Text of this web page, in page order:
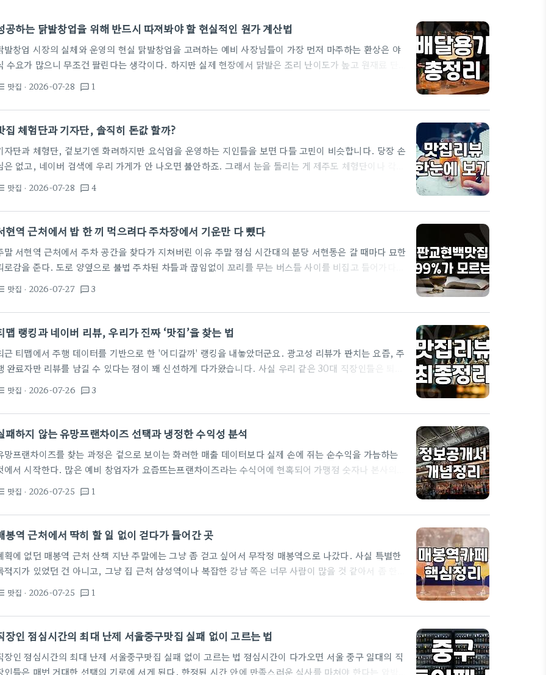
공하는 닭발창업을 위해 반드시 따져봐야 할 현실적인 원가 계산법
발창업 시장의 실체와 운영의 현실 닭발창업을 고려하는 예비 사장님들이 가장 먼저 마주하는 환상은 야
수요가 많으니 무조건 팔린다는 생각이다. 하지만 실제 현장에서 닭발은 조리 난이도가 높고 원재료 단
뀌는데 이를 단순히 메뉴 가격에만 반영하려다 보면 고객 이탈을 막기 어렵다. 배달 중심의 매장을 운영할
매출 대비 원가율을 35퍼센트 이하로 맞추지 못하면 남는 것이 거의 없는 장사가 되기 일쑤이다. 주변에
닭발이 잘 팔린다고 해서 무작정 뛰어드는 것만큼…
맛집 · 2026-07-28 textsms 1
집 체험단과 기자단, 솔직히 돈값 할까?
자단과 체험단, 겉보기엔 화려하지만 요식업을 운영하는 지인들을 보면 다들 고민이 비슷합니다. 당장 손
은 없고, 네이버 검색에 우리 가게가 안 나오면 불안하죠. 그래서 눈을 돌리는 게 제주도 체험단이나 각종
처음 가게를 열고 홍보 대행업체로부터 '블로그 상위 노출 보장'이라는 문구에 혹해 50만 원을 썼을 때가 생
나네요. 결과요? 일주일 동안 방문자 수는 반짝 늘었지만, 정작 매출로 이어지는 경우는 극히 드물었습니
. 체험단 운영의 실체와 흔한 실수 많은 사장님이 '맛집리뷰' 건수를 늘리면 알아서…
맛집 · 2026-07-28 textsms 4
현역 근처에서 밥 한 끼 먹으려다 주차장에서 기운만 다 뺐다
말 서현역 근처에서 주차 공간을 찾다가 지쳐버린 이유 주말 점심 시간대의 분당 서현동은 갈 때마다 묘한
로감을 준다. 도로 양옆으로 불법 주차된 차들과 끊임없이 꼬리를 무는 버스들 사이를 비집고 들어가다
히 한 끼 때우고 들어갈 생각이었다. 삼평동맛집 리스트를 뒤적거리다가 결국 예전에 지인이 맛있다고 했던
현역 근처의 모밀집 '그집'이 떠올라 방향을 틀었다. 분당서현맛집으로 꽤 오랫동안 이름을 올린 곳이라
데, 매번 지나치기만 했지 직접 가보는 건 처음이었다.…
맛집 · 2026-07-27 textsms 3
맵 랭킹과 네이버 리뷰, 우리가 진짜 ‘맛집’을 찾는 법
근 티맵에서 주행 데이터를 기반으로 한 '어디갈까' 랭킹을 내놓았더군요. 광고성 리뷰가 판치는 요즘, 주
완료자만 리뷰를 남길 수 있다는 점이 꽤 신선하게 다가왔습니다. 사실 우리 같은 30대 직장인들은 퇴근
화려한 사진에 속았다는 느낌을 지우기 어렵죠. 저도 얼마 전 제주도 여행을 준비하며 맛집 체험단 정보를
어보다가 결국 포기하고, 실제 현지인들이 택시 기사님께 물어 찾아간다는 노포로 향했습니다. 이 과정에
뼈저리게 느낀 건 '광고와 정보의 경계'입니다. 제품 광고나 블로그 협찬은…
맛집 · 2026-07-26 textsms 3
패하지 않는 유망프랜차이즈 선택과 냉정한 수익성 분석
망프랜차이즈를 찾는 과정은 겉으로 보이는 화려한 매출 데이터보다 실제 손에 쥐는 순수익을 가늠하는
에서 시작한다. 많은 예비 창업자가 요즘뜨는프랜차이즈라는 수식어에 현혹되어 가맹점 숫자나 본사의
공하라는 법은 없다. 오히려 본사 중심의 마케팅이 강한 브랜드일수록 가맹점주가 짊어져야 할 로열티와 원
부담이 높다는 점을 항상 기억해야 한다. 외식업 현장에서 수익 구조를 들여다보면 생각보다 단순한 함
이 숨어있다. 예를 들어 식당창업 시 인건비와 임대료를 제외한 식재료 원가율이 40퍼센트를 넘어간다면
맛집 · 2026-07-25 textsms 1
봉역 근처에서 딱히 할 일 없이 걷다가 들어간 곳
획에 없던 매봉역 근처 산책 지난 주말에는 그냥 좀 걷고 싶어서 무작정 매봉역으로 나갔다. 사실 특별한
적지가 있었던 건 아니고, 그냥 집 근처 삼성역이나 복잡한 강남 쪽은 너무 사람이 많을 것 같아서 좀 한적
히 분위기 좋은 가게들이 많은데, 예전에 근처에 살던 친구가 마누테라스 이야기를 했던 게 기억나서 거기
가볼까 하다가 그냥 마음을 접었다. 기념일도 아니고 굳이 예약을 하거나 차려입고 가기엔 너무 귀찮은
씨였다. 브라이언스 커피에서…
맛집 · 2026-07-25 textsms 1
장인 점심시간의 최대 난제 서울중구맛집 실패 없이 고르는 법
장인 점심시간의 최대 난제 서울중구맛집 실패 없이 고르는 법 점심시간이 다가오면 서울 중구 일대의 직
인들은 매번 거대한 선택의 기로에 서게 된다. 한정된 시간 안에 만족스러운 식사를 마쳐야 한다는 압박